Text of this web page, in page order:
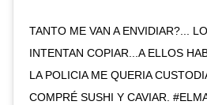
TANTO ME VAN A ENVIDIAR?...
INTENTAN COPIAR...A ELLOS
LA POLICIA ME QUERIA
COMPRÉ SUSHI Y CAVIAR.